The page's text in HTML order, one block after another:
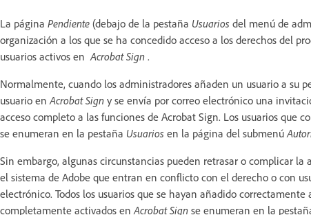
La página Pendiente (debajo de la pestaña Usuarios del menú de
organización a los que se ha concedido acceso a los derechos del
usuarios activos en Acrobat Sign .
Normalmente, cuando los administradores añaden un usuario a su
usuario en Acrobat Sign y se envía por correo electrónico una
acceso completo a las funciones de Acrobat Sign. Los usuarios
se enumeran en la pestaña Usuarios en la página del submenú
Sin embargo, algunas circunstancias pueden retrasar o complicar
el sistema de Adobe que entran en conflicto con el derecho o con
electrónico. Todos los usuarios que se hayan añadido correctamente
completamente activados en Acrobat Sign se enumeran en la